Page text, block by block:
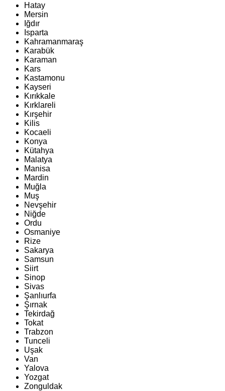
Hatay
Mersin
Iğdır
Isparta
Kahramanmaraş
Karabük
Karaman
Kars
Kastamonu
Kayseri
Kırıkkale
Kırklareli
Kırşehir
Kilis
Kocaeli
Konya
Kütahya
Malatya
Manisa
Mardin
Muğla
Muş
Nevşehir
Niğde
Ordu
Osmaniye
Rize
Sakarya
Samsun
Siirt
Sinop
Sivas
Şanlıurfa
Şırnak
Tekirdağ
Tokat
Trabzon
Tunceli
Uşak
Van
Yalova
Yozgat
Zonguldak